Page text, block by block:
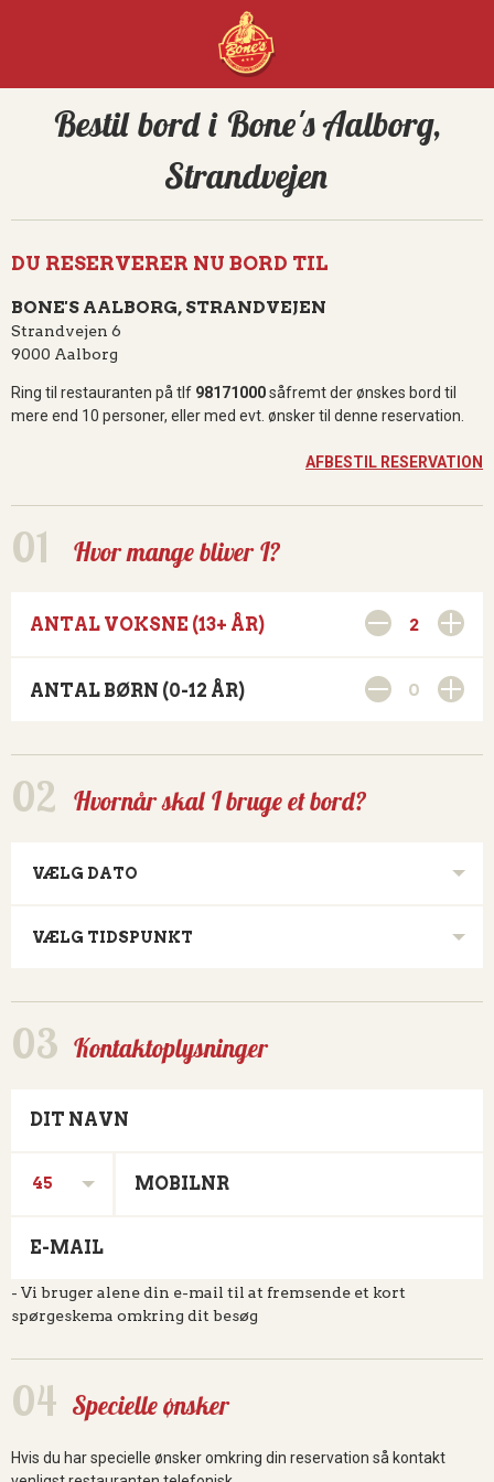
Bestil bord i Bone's Aalborg,
Strandvejen
DU RESERVERER NU BORD TIL
BONE'S AALBORG, STRANDVEJEN
Strandvejen 6
9000 Aalborg
Ring til restauranten på tlf 98171000såfremt der ønskes bord til
mere end 10 personer, eller med evt. ønsker til denne reservation.
AFBESTIL RESERVATION
Hvor mange bliver I?
ANTAL VOKSNE (13+ ÅR) 2
ANTAL BØRN (0-12 ÅR) 0
Hvornår skal I bruge et bord?
VÆLG DATO
VÆLG TIDSPUNKT
Kontaktoplysninger
45
- Vi bruger alene din e-mail til at fremsende et kort
spørgeskema omkring dit besøg
Specielle ønsker
Hvis du har specielle ønsker omkring din reservation så kontakt